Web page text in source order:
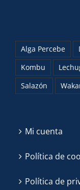
Alga Percebe
Kombu
Salazón
Mi cuenta
Política de
Política de